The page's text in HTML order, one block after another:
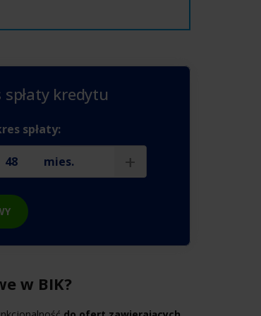
kredytu
spłaty:
mies. +
w BIK?